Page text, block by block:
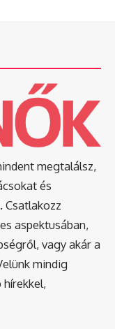
megtalálsz,
és
Csatlakozz
aspektusában,
vagy akár a
mindig